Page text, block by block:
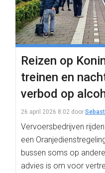
Reizen op
treinen en
verbod op
26 april 2026 8:02 door
Vervoersbedrijven
een
bussen soms op
advies is om voor